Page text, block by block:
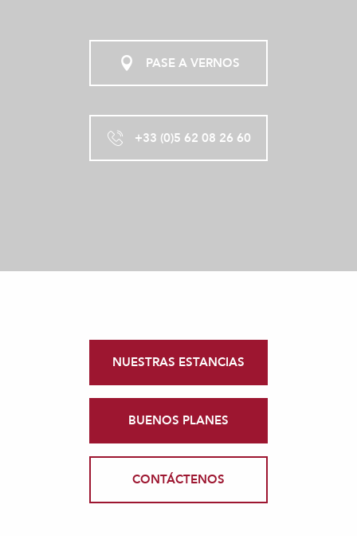
PASE A VERNOS
+33 (0)5 62 08 26 60
NUESTRAS ESTANCIAS
BUENOS PLANES
CONTÁCTENOS